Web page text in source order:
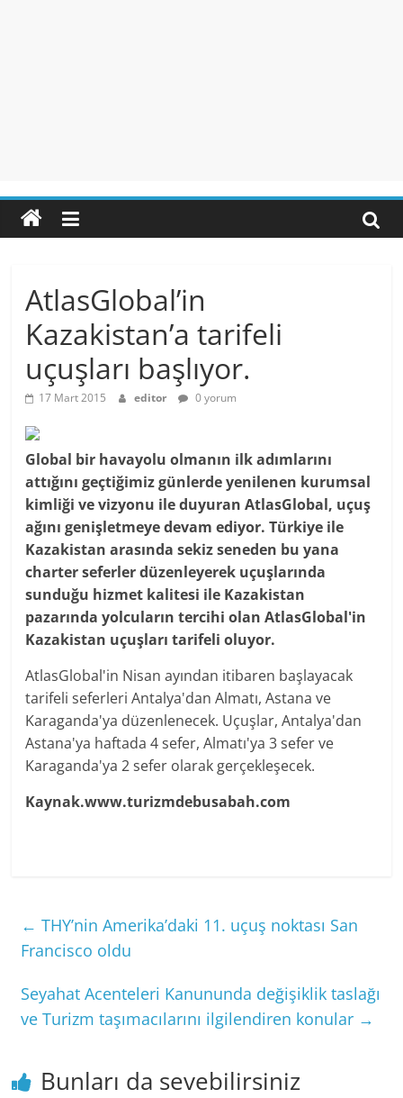
AtlasGlobal’in
Kazakistan’a tarifeli
uçuşları başlıyor.
17 Mart 2015 editor 0 yorum
Global bir havayolu olmanın ilk adımlarını
attığını geçtiğimiz günlerde yenilenen kurumsal
kimliği ve vizyonu ile duyuran AtlasGlobal, uçuş
ağını genişletmeye devam ediyor. Türkiye ile
Kazakistan arasında sekiz seneden bu yana
charter seferler düzenleyerek uçuşlarında
sunduğu hizmet kalitesi ile Kazakistan
pazarında yolcuların tercihi olan AtlasGlobal'in
Kazakistan uçuşları tarifeli oluyor.
AtlasGlobal'in Nisan ayından itibaren başlayacak
tarifeli seferleri Antalya'dan Almatı, Astana ve
Karaganda'ya düzenlenecek. Uçuşlar, Antalya'dan
Astana'ya haftada 4 sefer, Almatı'ya 3 sefer ve
Karaganda'ya 2 sefer olarak gerçekleşecek.
Kaynak.www.turizmdebusabah.com
← THY’nin Amerika’daki 11. uçuş noktası San
Francisco oldu
Seyahat Acenteleri Kanununda değişiklik taslağı
ve Turizm taşımacılarını ilgilendiren konular →
Bunları da sevebilirsiniz